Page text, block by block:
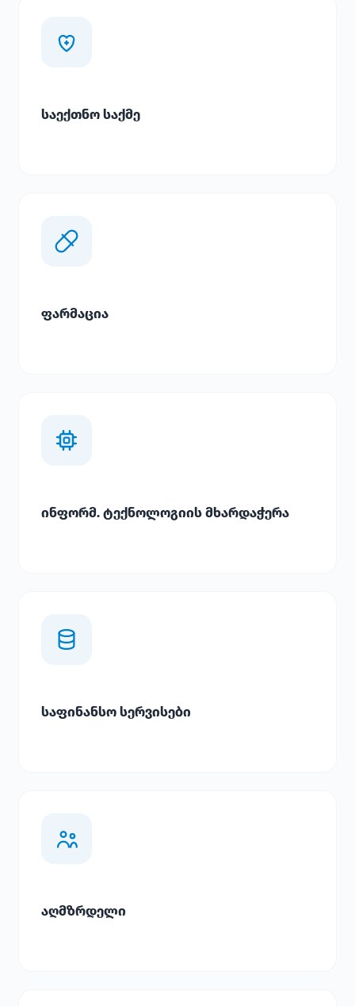
საექთნო საქმე
ფარმაცია
ინფორმ. ტექნოლოგიის მხარდაჭერა
საფინანსო სერვისები
აღმზრდელი